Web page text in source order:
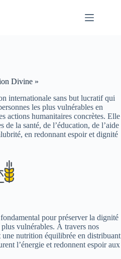
Divine »
internationale sans but lucratif qui
les plus vulnérables en
actions humanitaires concrètes. Elle
de la santé, de l’éducation, de l’aide
en redonnant espoir et dignité
pour préserver la dignité
vulnérables. À travers nos
nutrition équilibrée en distribuant
l’énergie et redonnent espoir aux